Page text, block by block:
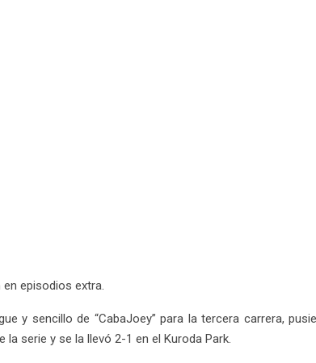
episodios extra.
y sencillo de “CabaJoey” para la tercera carrera,
serie y se la llevó 2-1 en el Kuroda Park.